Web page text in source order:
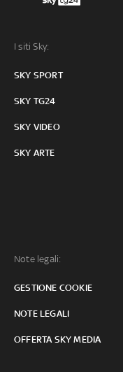
I siti Sky:
SKY SPORT
SKY TG24
SKY VIDEO
SKY ARTE
Note legali:
GESTIONE COOKIE
NOTE LEGALI
OFFERTA SKY MEDIA